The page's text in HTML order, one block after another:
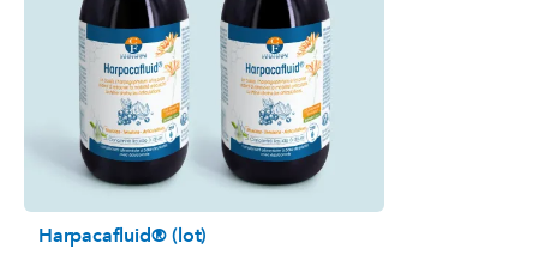
Harpacafluid® (lot)